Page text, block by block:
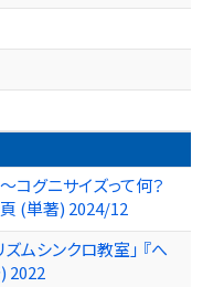
コグニサイズって何？
(単著) 2024/12
ムシンクロ教室」 『へ
2022